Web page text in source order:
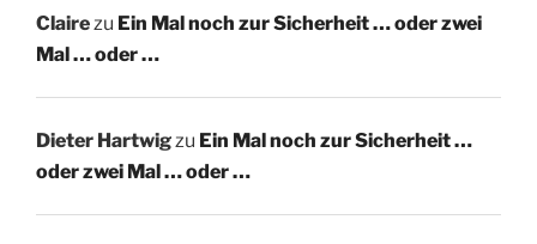
Clairezu Ein Mal noch zur Sicherheit … oder zwei
Mal … oder …
Dieter Hartwigzu Ein Mal noch zur Sicherheit …
oder zwei Mal … oder …